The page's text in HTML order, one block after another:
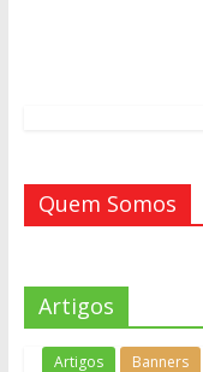
Quem Somos
Artigos
Artigos Banners